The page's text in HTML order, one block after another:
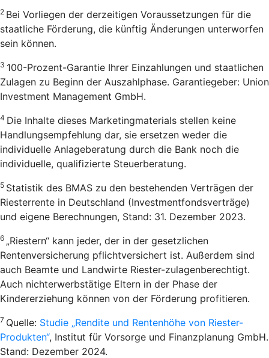
2 Bei Vorliegen der derzeitigen Voraussetzungen für die
staatliche Förderung, die künftig Änderungen unterworfen
sein können.
3 100-Prozent-Garantie Ihrer Einzahlungen und staatlichen
Zulagen zu Beginn der Auszahlphase. Garantiegeber: Union
Investment Management GmbH.
4 Die Inhalte dieses Marketingmaterials stellen keine
Handlungsempfehlung dar, sie ersetzen weder die
individuelle Anlageberatung durch die Bank noch die
individuelle, qualifizierte Steuerberatung.
5 Statistik des BMAS zu den bestehenden Verträgen der
Riesterrente in Deutschland (Investmentfondsverträge)
und eigene Berechnungen, Stand: 31. Dezember 2023.
6 „Riestern“ kann jeder, der in der gesetzlichen
Rentenversicherung pflichtversichert ist. Außerdem sind
auch Beamte und Landwirte Riester-zulagenberechtigt.
Auch nichterwerbstätige Eltern in der Phase der
Kindererziehung können von der Förderung profitieren.
7 Quelle: Studie „Rendite und Rentenhöhe von Riester-
Produkten“, Institut für Vorsorge und Finanzplanung GmbH.
Stand: Dezember 2024.